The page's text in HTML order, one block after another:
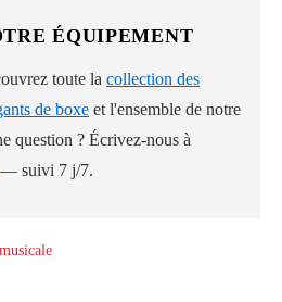
ÉQUIPEMENT
toute la collection des
de boxe et l'ensemble de notre
question ? Écrivez-nous à
— suivi 7 j/7.